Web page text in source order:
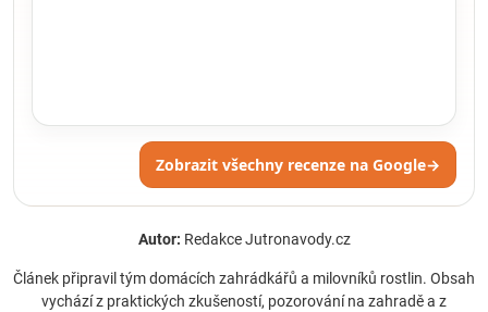
Zobrazit všechny recenze na Google→
Autor: Redakce Jutronavody.cz
Článek připravil tým domácích zahrádkářů a milovníků rostlin. Obsah
vychází z praktických zkušeností, pozorování na zahradě a z